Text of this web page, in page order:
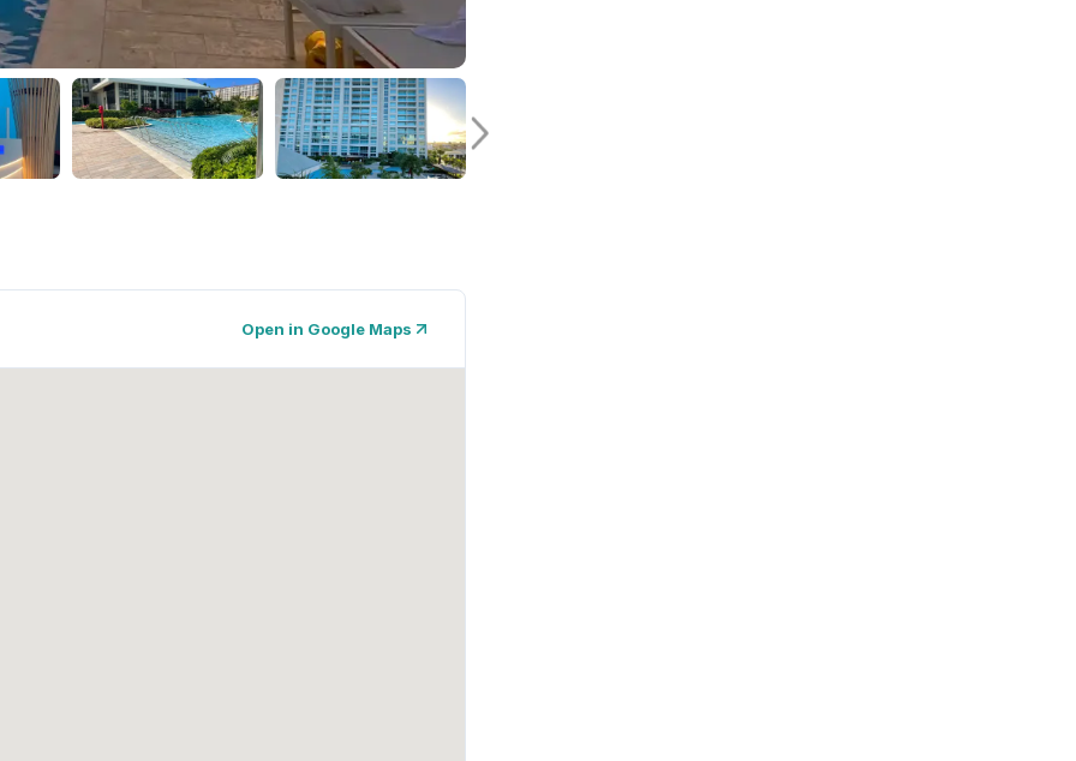
Open in Google Maps